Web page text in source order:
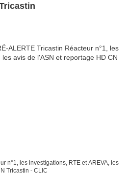
n°1, les investigations, RTE et AREVA, les
Tricastin - CLIC